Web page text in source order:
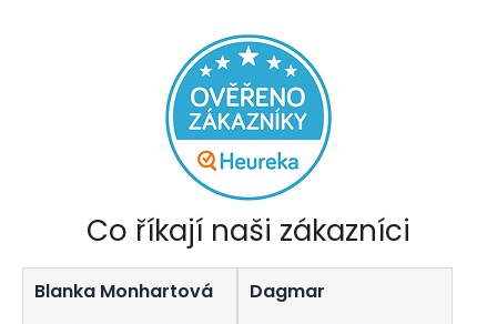
Co říkají naši zákazníci
Blanka Monhartová
Dagmar